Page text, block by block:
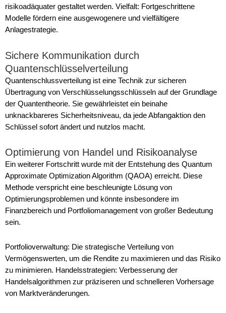
risikoadäquater gestaltet werden. Vielfalt: Fortgeschrittene
Modelle fördern eine ausgewogenere und vielfältigere
Anlagestrategie.
Sichere Kommunikation durch
Quantenschlüsselverteilung
Quantenschlussverteilung ist eine Technik zur sicheren
Übertragung von Verschlüsselungsschlüsseln auf der Grundlage
der Quantentheorie. Sie gewährleistet ein beinahe
unknackbareres Sicherheitsniveau, da jede Abfangaktion den
Schlüssel sofort ändert und nutzlos macht.
Optimierung von Handel und Risikoanalyse
Ein weiterer Fortschritt wurde mit der Entstehung des Quantum
Approximate Optimization Algorithm (QAOA) erreicht. Diese
Methode verspricht eine beschleunigte Lösung von
Optimierungsproblemen und könnte insbesondere im
Finanzbereich und Portfoliomanagement von großer Bedeutung
sein.
Portfolioverwaltung: Die strategische Verteilung von
Vermögenswerten, um die Rendite zu maximieren und das Risiko
zu minimieren. Handelsstrategien: Verbesserung der
Handelsalgorithmen zur präziseren und schnelleren Vorhersage
von Marktveränderungen.